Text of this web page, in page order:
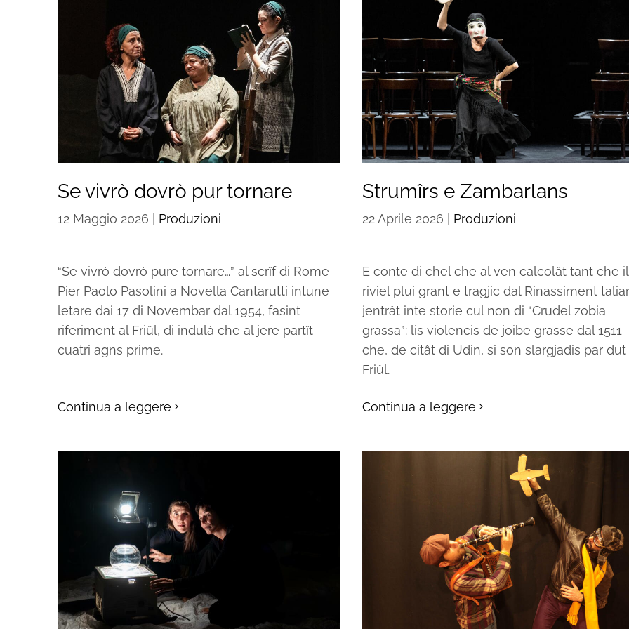
Se vivrò dovrò pur tornare
12 Maggio 2026 | Produzioni
“Se vivrò dovrò pure tornare…” al scrîf di Rome
Pier Paolo Pasolini a Novella Cantarutti intune
letare dai 17 di Novembar dal 1954, fasint
riferiment al Friûl, di indulà che al jere partît
cuatri agns prime.
Continua a leggere
Strumîrs e Zambarlans
22 Aprile 2026 | Produzioni
E conte di chel che al ven calcolât tant che il
riviel plui grant e tragjic dal Rinassiment
jentrât inte storie cul non di “Crudel zobia
grassa”: lis violencis de joibe grasse dal 1511
che, de citât di Udin, si son slargjadis par dut
Friûl.
Continua a leggere